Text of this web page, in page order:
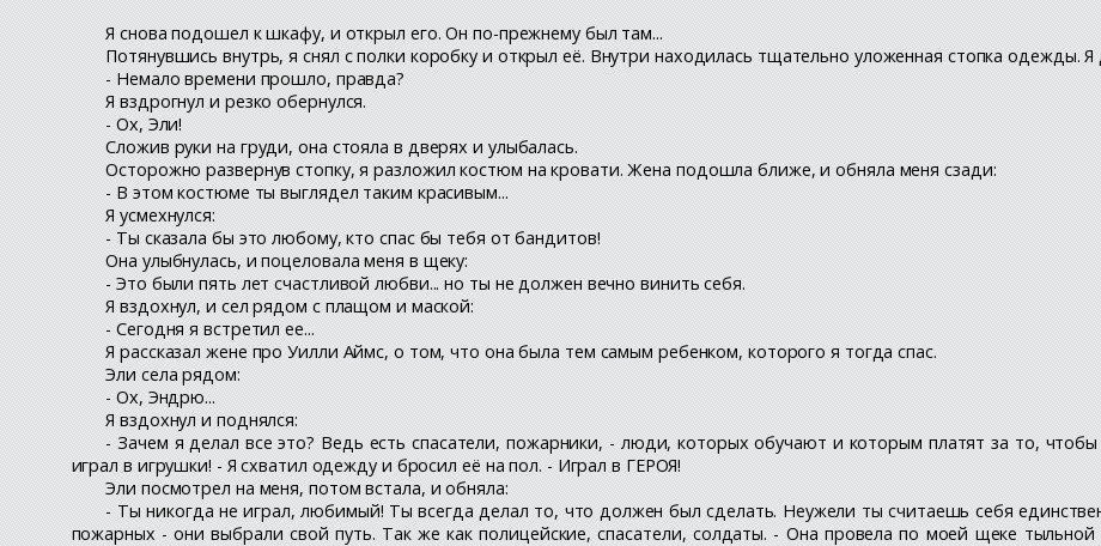
Я снова подошел к шкафу, и открыл его. Он по-прежнему был там...
Потянувшись внутрь, я снял с полки коробку и открыл её. Внутри находилась тщательно уложенная стопка одежды. Я
- Немало времени прошло, правда?
Я вздрогнул и резко обернулся.
- Ох, Эли!
Сложив руки на груди, она стояла в дверях и улыбалась.
Осторожно развернув стопку, я разложил костюм на кровати. Жена подошла ближе, и обняла меня сзади:
- В этом костюме ты выглядел таким красивым...
Я усмехнулся:
- Ты сказала бы это любому, кто спас бы тебя от бандитов!
Она улыбнулась, и поцеловала меня в щеку:
- Это были пять лет счастливой любви... но ты не должен вечно винить себя.
Я вздохнул, и сел рядом с плащом и маской:
- Сегодня я встретил ее...
Я рассказал жене про Уилли Аймс, о том, что она была тем самым ребенком, которого я тогда спас.
Эли села рядом:
- Ох, Эндрю...
Я вздохнул и поднялся:
- Зачем я делал все это? Ведь есть спасатели, пожарники, - люди, которых обучают и которым платят за то,
играл в игрушки! - Я схватил одежду и бросил её на пол. - Играл в ГЕРОЯ!
Эли посмотрел на меня, потом встала, и обняла:
- Ты никогда не играл, любимый! Ты всегда делал то, что должен был сделать. Неужели ты считаешь себя
пожарных - они выбрали свой путь. Так же как полицейские, спасатели, солдаты. - Она провела по моей щеке